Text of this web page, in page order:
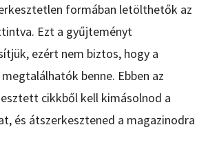
formában letölthetők az
Ezt a gyűjteményt
ezért nem biztos, hogy a
benne. Ebben az
cikkből kell kimásolnod a
és átszerkesztened a magazinodra